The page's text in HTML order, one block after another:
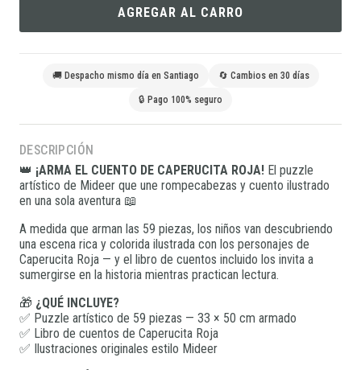
AGREGAR AL CARRO
🚚 Despacho mismo día en Santiago 🔄 Cambios en 30 días
🔒 Pago 100% seguro
DESCRIPCIÓN
👑 ¡ARMA EL CUENTO DE CAPERUCITA ROJA! El puzzle
artístico de Mideer que une rompecabezas y cuento ilustrado
en una sola aventura 📖
A medida que arman las 59 piezas, los niños van descubriendo
una escena rica y colorida ilustrada con los personajes de
Caperucita Roja — y el libro de cuentos incluido los invita a
sumergirse en la historia mientras practican lectura.
🎁 ¿QUÉ INCLUYE?
✅ Puzzle artístico de 59 piezas — 33 × 50 cm armado
✅ Libro de cuentos de Caperucita Roja
✅ Ilustraciones originales estilo Mideer